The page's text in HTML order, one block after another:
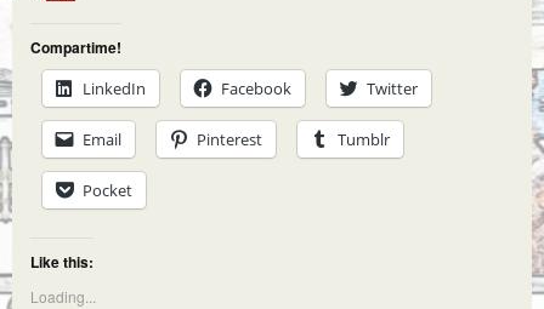
Compartime!
LinkedIn
Facebook Twitter
Email Pinterest Tumblr
Pocket
Like this:
Loading...